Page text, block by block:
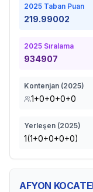
2025 Taban Puan
219.99002
2025 Sıralama
934907
Kontenjan (2025)
1+0+0+0+0
Yerleşen (2025)
1(1+0+0+0+0)
AFYON